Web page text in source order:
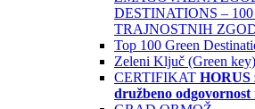
DESTINATIONS –
TRAJNOSTNIH
Top 100 Green
Zeleni Ključ (Green
CERTIFIKAT HORUS
družbeno